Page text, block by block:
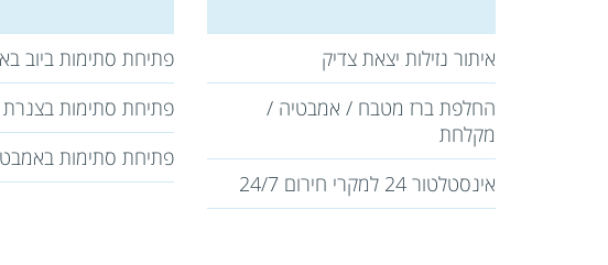
פתיחת סתימות ביוב
פתיחת סתימות בצנרת
פתיחת סתימות
איתור נזילות יצאת צדיק
החלפת ברז מטבח / אמבטיה /
מקלחת
אינסטלטור 24 למקרי חירום 24/7